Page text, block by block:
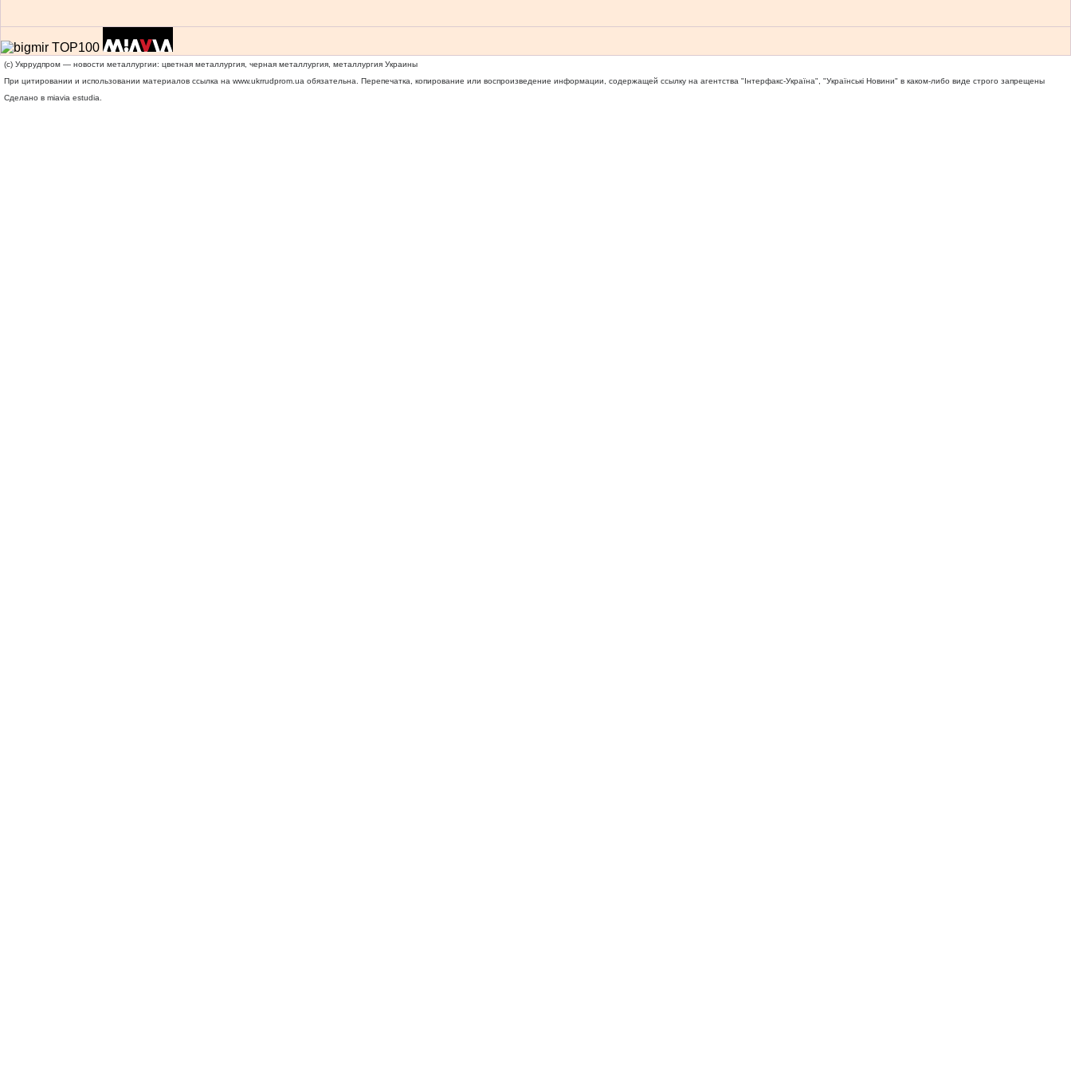
(c) Укррудпром — новости металлургии: цветная металлургия, черная металлургия, металлургия Украины
При цитировании и использовании материалов ссылка на www.ukrrudprom.ua обязательна. Перепечатка, копирование или воспроизведение информации, содержащей ссылку на агентства "Iнтерфакс-Україна", "Українськi Новини" в каком-либо виде строго запрещены
Сделано в miavia estudia.